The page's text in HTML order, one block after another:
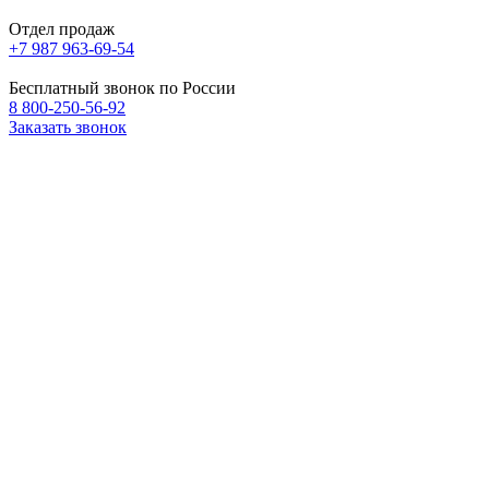
Отдел продаж
+7 987 963-69-54
Бесплатный звонок по России
8 800-250-56-92
Заказать звонок